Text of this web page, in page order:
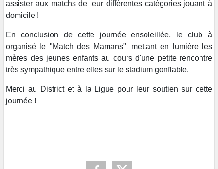
assister aux matchs de leur différentes catégories jouant à
domicile !
En conclusion de cette journée ensoleillée, le club à
organisé le "Match des Mamans", mettant en lumière les
mères des jeunes enfants au cours d'une petite rencontre
très sympathique entre elles sur le stadium gonflable.
Merci au District et à la Ligue pour leur soutien sur cette
journée !